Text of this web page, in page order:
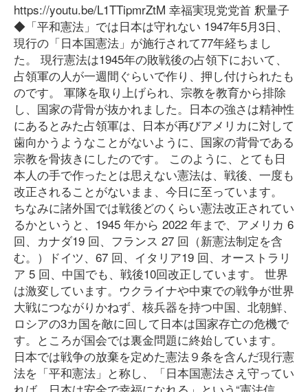
https://youtu.be/L1TTipmrZtM 幸福実現党党首 釈量子
◆「平和憲法」では日本は守れない 1947年5月3日、
現行の「日本国憲法」が施行されて77年経ちまし
た。 現行憲法は1945年の敗戦後の占領下において、
占領軍の人が一週間ぐらいで作り、押し付けられたも
のです。 軍隊を取り上げられ、宗教を教育から排除
し、国家の背骨が抜かれました。日本の強さは精神性
にあるとみた占領軍は、日本が再びアメリカに対して
歯向かうようなことがないように、国家の背骨である
宗教を骨抜きにしたのです。 このように、とても日
本人の手で作ったとは思えない憲法は、戦後、一度も
改正されることがないまま、今日に至っています。
ちなみに諸外国では戦後どのくらい憲法改正されてい
るかというと、1945 年から 2022 年まで、アメリカ 6
回、カナダ19 回、フランス 27 回（新憲法制定を含
む。）ドイツ、67 回、イタリア19 回、オーストラリ
ア 5 回、中国でも、戦後10回改正しています。 世界
は激変しています。ウクライナや中東での戦争が世界
大戦につながりかねず、核兵器を持つ中国、北朝鮮、
ロシアの3カ国を敵に回して日本は国家存亡の危機で
す。ところが国会では裏金問題に終始しています。
日本では戦争の放棄を定めた憲法９条を含んだ現行憲
法を「平和憲法」と称し、「日本国憲法さえ守ってい